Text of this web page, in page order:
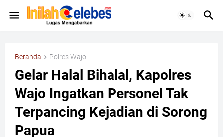
Beranda Polres Wajo
Gelar Halal Bihalal, Kapolres
Wajo Ingatkan Personel Tak
Terpancing Kejadian di Sorong
Papua